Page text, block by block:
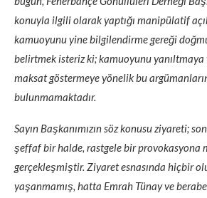
konuyla ilgili olarak yaptığı manipülatif
kamuoyunu yine bilgilendirme gereği
belirtmek isteriz ki; kamuoyunu
maksat göstermeye yönelik bu
bulunmamaktadır.
Sayın Başkanımızın söz konusu ziyareti;
şeffaf bir halde, rastgele bir provokasyona
gerçekleşmiştir. Ziyaret esnasında hiçbir
yaşanmamış, hatta Emrah Tünay ve